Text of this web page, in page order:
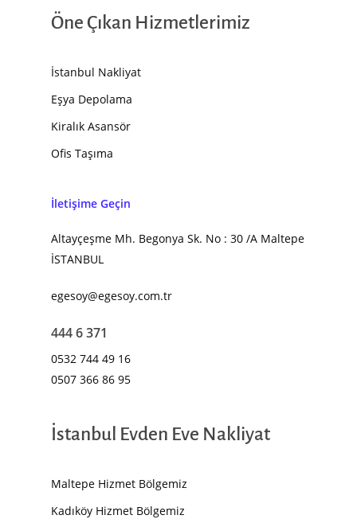
Öne Çıkan Hizmetlerimiz
İstanbul Nakliyat
Eşya Depolama
Kiralık Asansör
Ofis Taşıma
İletişime Geçin
Altayçeşme Mh. Begonya Sk. No : 30 /A Maltepe
İSTANBUL
egesoy@egesoy.com.tr
444 6 371
0532 744 49 16
0507 366 86 95
İstanbul Evden Eve Nakliyat
Maltepe Hizmet Bölgemiz
Kadıköy Hizmet Bölgemiz